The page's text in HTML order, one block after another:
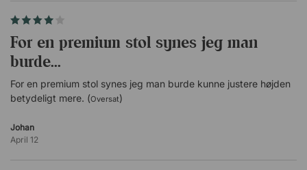
For en premium stol synes jeg man
burde...
For en premium stol synes jeg man burde kunne justere højden
betydeligt mere. (Oversat)
Johan
April 12